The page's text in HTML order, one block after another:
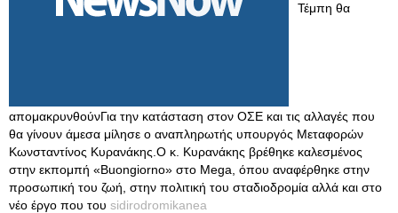
Τέμπη θα
απομακρυνθούνΓια την κατάσταση στον ΟΣΕ και τις αλλαγές που
θα γίνουν άμεσα μίλησε ο αναπληρωτής υπουργός Μεταφορών
Κωνσταντίνος Κυρανάκης.Ο κ. Κυρανάκης βρέθηκε καλεσμένος
στην εκπομπή «Buongiorno» στο Mega, όπου αναφέρθηκε στην
προσωπική του ζωή, στην πολιτική του σταδιοδρομία αλλά και στο
νέο έργο που του sidirodromikanea